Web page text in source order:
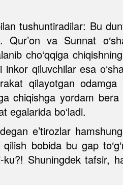
tushuntiradilar: Bu
Qur’on va Sunnat
cho‘qqiga
qiluvchilar esa
qilayotgan
chiqishga yordam
egalarida bo‘ladi.
e’tirozlar
bobida bu gap
ku?! Shuningdek tafsir,